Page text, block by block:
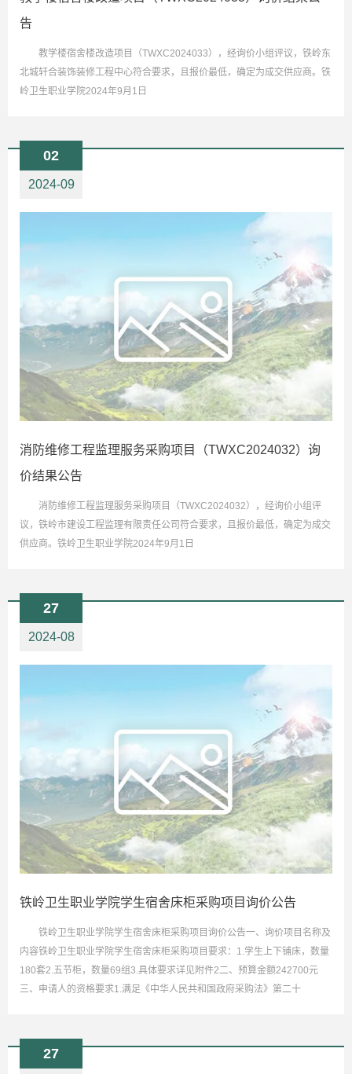
告
教学楼宿舍楼改造项目（TWXC2024033），经询价小组评议，铁岭东
北城轩合装饰装修工程中心符合要求，且报价最低，确定为成交供应商。铁
岭卫生职业学院2024年9月1日
02
2024-09
消防维修工程监理服务采购项目（TWXC2024032）询
价结果公告
消防维修工程监理服务采购项目（TWXC2024032），经询价小组评
议，铁岭市建设工程监理有限责任公司符合要求，且报价最低，确定为成交
供应商。铁岭卫生职业学院2024年9月1日
27
2024-08
铁岭卫生职业学院学生宿舍床柜采购项目询价公告
铁岭卫生职业学院学生宿舍床柜采购项目询价公告一、询价项目名称及
内容铁岭卫生职业学院学生宿舍床柜采购项目要求：1.学生上下铺床，数量
180套2.五节柜，数量69组3.具体要求详见附件2二、预算金额242700元
三、申请人的资格要求1.满足《中华人民共和国政府采购法》第二十
27